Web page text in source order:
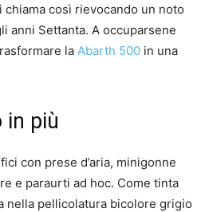
chiama così rievocando un noto
anni Settanta. A occuparsene
la Abarth 500 in una
in più
con prese d’aria, minigonne
e paraurti ad hoc. Come tinta
nella pellicolatura bicolore grigio